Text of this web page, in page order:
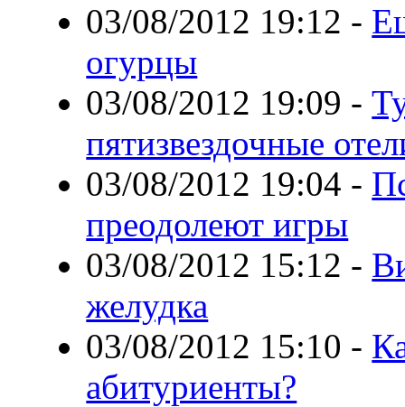
03/08/2012 19:12 -
огурцы
03/08/2012 19:09 -
пятизвездочные
03/08/2012 19:04 -
преодолеют игры
03/08/2012 15:12 -
желудка
03/08/2012 15:10 -
абитуриенты?